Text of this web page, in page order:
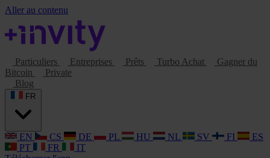
Aller au contenu
Particuliers Entreprises Prêts Turbo Achat
Gagner du
Bitcoin
Private
Blog
EN CS DE PL HU NL SV FI
ES
PT
FR
IT